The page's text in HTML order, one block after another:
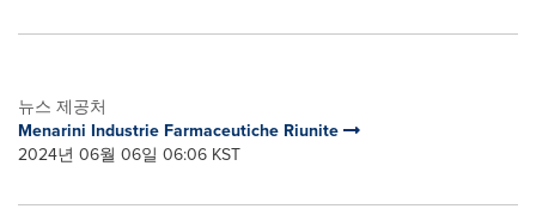
뉴스 제공처
Menarini Industrie Farmaceutiche Riunite
2024년 06월 06일 06:06 KST